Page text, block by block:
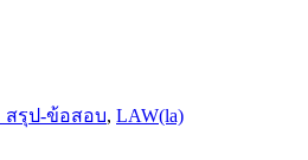
สรุป-ข้อสอบ, LAW(la)